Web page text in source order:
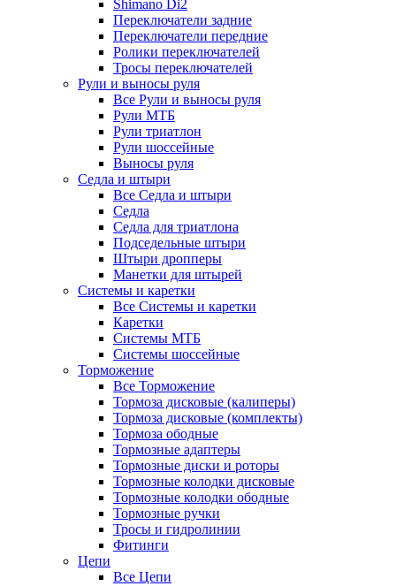
Shimano Di2
Переключатели задние
Переключатели передние
Ролики переключателей
Тросы переключателей
Рули и выносы руля
Все Рули и выносы руля
Рули МТБ
Рули триатлон
Рули шоссейные
Выносы руля
Седла и штыри
Все Седла и штыри
Седла
Седла для триатлона
Подседельные штыри
Штыри дропперы
Манетки для штырей
Системы и каретки
Все Системы и каретки
Каретки
Системы МТБ
Системы шоссейные
Торможение
Все Торможение
Тормоза дисковые (калиперы)
Тормоза дисковые (комплекты)
Тормоза ободные
Тормозные адаптеры
Тормозные диски и роторы
Тормозные колодки дисковые
Тормозные колодки ободные
Тормозные ручки
Тросы и гидролинии
Фитинги
Цепи
Все Цепи